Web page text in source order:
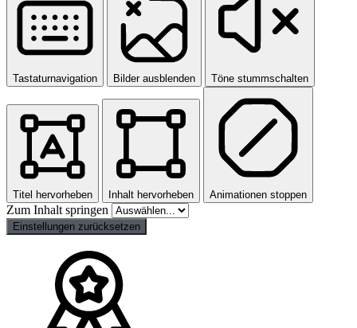
Tastaturnavigation Bilder ausblenden Töne stummschalten
Titel hervorheben Inhalt hervorheben Animationen stoppen
Zum Inhalt springen
Einstellungen zurücksetzen